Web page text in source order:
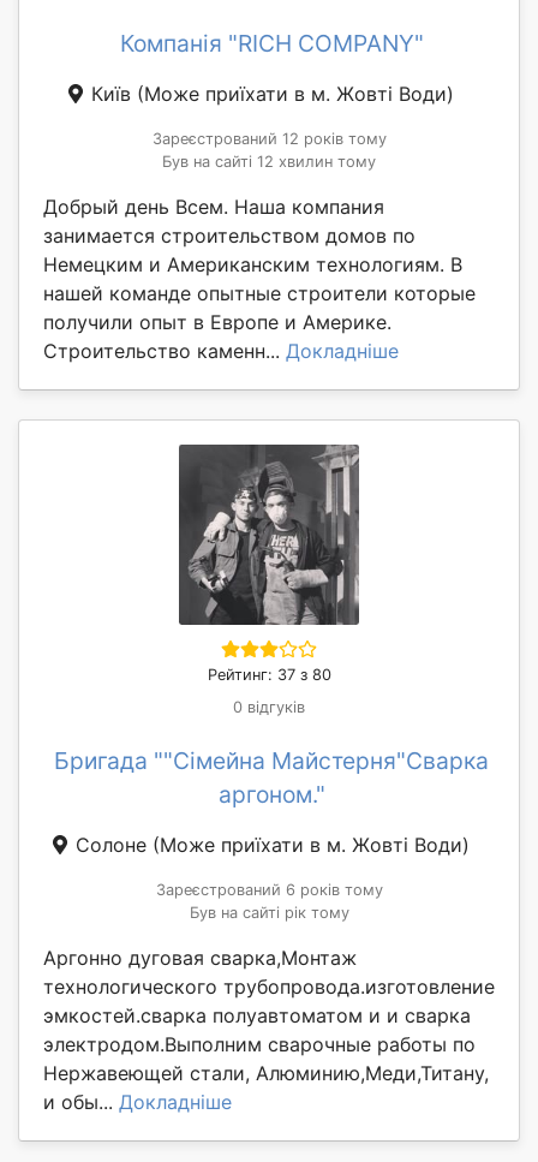
Компанія "RICH COMPANY"
Київ (Може приїхати в м. Жовті Води)
Зареєстрований 12 років тому
Був на сайті 12 хвилин тому
Добрый день Всем. Наша компания
занимается строительством домов по
Немецким и Американским технологиям. В
нашей команде опытные строители которые
получили опыт в Европе и Америке.
Строительство каменн... Докладніше
Рейтинг: 37 з 80
0 відгуків
Бригада ""Сімейна Майстерня"Сварка
аргоном."
Солоне (Може приїхати в м. Жовті Води)
Зареєстрований 6 років тому
Був на сайті рік тому
Аргонно дуговая сварка,Монтаж
технологического трубопровода.изготовление
эмкостей.сварка полуавтоматом и и сварка
электродом.Выполним сварочные работы по
Нержавеющей стали, Алюминию,Меди,Титану,
и обы... Докладніше